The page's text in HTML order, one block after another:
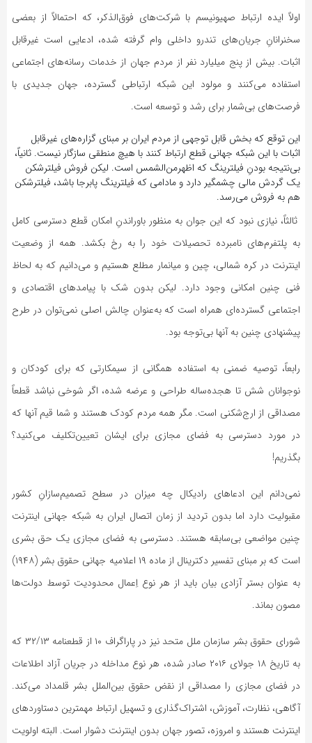
اولاً ایده ارتباط صهیونیسم با شرکت‌های فوق‌الذکر، که احتمالاً از بعضی
سخنرانانِ جریان‌های تندرو داخلی وام گرفته شده، ادعایی است غیرقابل
اثبات. بیش از پنج میلیارد نفر از مردم جهان از خدمات رسانه‌های اجتماعی
استفاده می‌کنند و مولود این شبکه ارتباطی گسترده، جهان جدیدی با
فرصت‌های بی‌شمار برای رشد و توسعه است.
این توقع که بخش قابل توجهی از مردم ایران بر مبنای گزاره‌های غیرقابل
اثبات با این شبکه جهانی قطع ارتباط کنند با هیچ منطقی سازگار نیست. ثانیاً،
بی‌نتیجه بودنِ فیلترینگ که اظهرمن‌الشمس است. لیکن فروش فیلترشکن
یک گردش مالی چشمگیر دارد و مادامی که فیلترینگ پابرجا باشد، فیلترشکن
هم به فروش می‌رسد.
ثالثاً، نیازی نبود که این جوان به منظور باوراندنِ امکان قطع دسترسی کامل
به پلتفرم‌های نامبرده تحصیلات خود را به رخ بکشد. همه از وضعیت
اینترنت در کره شمالی، چین و میانمار مطلع هستیم و می‌دانیم که به لحاظ
فنی چنین امکانی وجود دارد. لیکن بدون شک با پیامدهای اقتصادی و
اجتماعی گسترده‌ای همراه است که به‌عنوان چالش اصلی نمی‌توان در طرح
پیشنهادی چنین به آنها بی‌توجه بود.
رابعاً، توصیه ضمنی به استفاده همگانی از سیمکارتی که برای کودکان و
نوجوانان شش تا هجده‌ساله طراحی و عرضه شده، اگر شوخی نباشد قطعاً
مصداقی از ارج‌شکنی است. مگر همه مردم کودک هستند و شما قیم آنها که
در مورد دسترسی به فضای مجازی برای ایشان تعیین‌تکلیف می‌کنید؟
بگذریم!
نمی‌دانم این ادعاهای رادیکال چه میزان در سطح تصمیم‌سازانِ کشور
مقبولیت دارد اما بدون تردید از زمان اتصال ایران به شبکه جهانی اینترنت
چنین مواضعی بی‌سابقه هستند. دسترسی به فضای مجازی یک حق بشری
است که بر مبنای تفسیر دکترینال از ماده ۱۹ اعلامیه جهانی حقوق بشر (۱۹۴۸)
به عنوان بستر آزادی بیان باید از هر نوع اِعمال محدودیت توسط دولت‌ها
مصون بماند.
شورای حقوق بشر سازمان ملل متحد نیز در پاراگراف ۱۰ از قطعنامه ۳۲/۱۳ که
به تاریخ ۱۸ جولای ۲۰۱۶ صادر شده، هر نوع مداخله در جریان آزاد اطلاعات
در فضای مجازی را مصداقی از نقض حقوق بین‌الملل بشر قلمداد می‌کند.
آگاهی، نظارت، آموزش، اشتراک‌گذاری و تسهیل ارتباط مهمترین دستاوردهای
اینترنت هستند و امروزه، تصور جهان بدون اینترنت دشوار است. البته اولویت